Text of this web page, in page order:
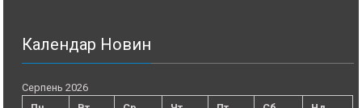
Календар Новин
Серпень 2026